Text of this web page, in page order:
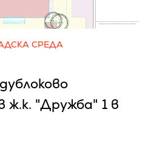
СРЕДА
ж.к. "Дружба" 1 в